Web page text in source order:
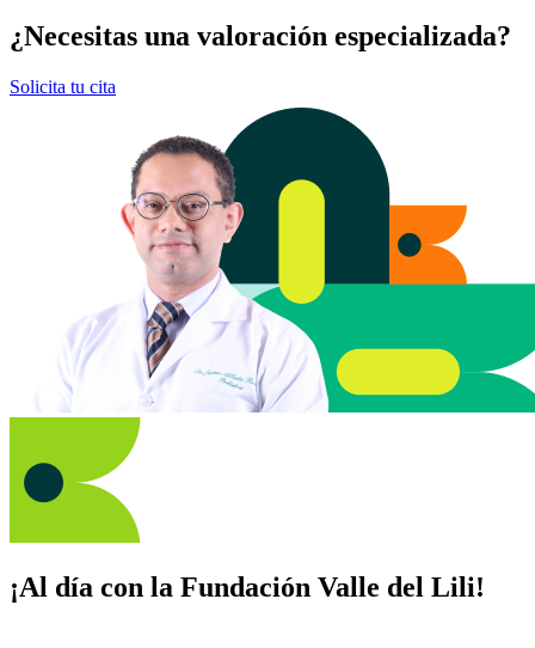
¿Necesitas una valoración especializada?
Solicita tu cita
¡Al día con la Fundación Valle del Lili!